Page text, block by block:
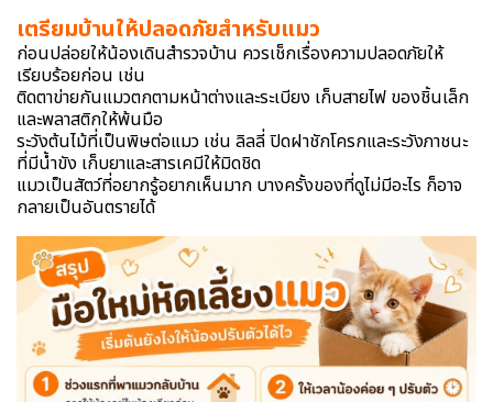
เตรียมบ้านให้ปลอดภัยสำหรับแมว
ก่อนปล่อยให้น้องเดินสำรวจบ้าน ควรเช็กเรื่องความปลอดภัยให้
เรียบร้อยก่อน เช่น
ติดตาข่ายกันแมวตกตามหน้าต่างและระเบียง เก็บสายไฟ ของชิ้นเล็ก
และพลาสติกให้พ้นมือ
ระวังต้นไม้ที่เป็นพิษต่อแมว เช่น ลิลลี่ ปิดฝาชักโครกและระวังภาชนะ
ที่มีน้ำขัง เก็บยาและสารเคมีให้มิดชิด
แมวเป็นสัตว์ที่อยากรู้อยากเห็นมาก บางครั้งของที่ดูไม่มีอะไร ก็อาจ
กลายเป็นอันตรายได้